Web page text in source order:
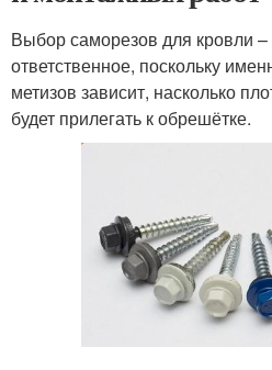
Выбор саморезов для кровли –
ответственное, поскольку
метизов зависит, насколько
будет прилегать к обрешётке.